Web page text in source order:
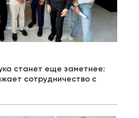
станет еще заметнее:
сотрудничество с